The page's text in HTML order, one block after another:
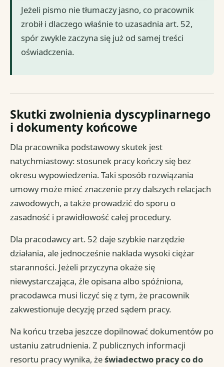
Jeżeli pismo nie tłumaczy jasno, co pracownik
zrobił i dlaczego właśnie to uzasadnia art. 52,
spór zwykle zaczyna się już od samej treści
oświadczenia.
Skutki zwolnienia dyscyplinarnego
i dokumenty końcowe
Dla pracownika podstawowy skutek jest
natychmiastowy: stosunek pracy kończy się bez
okresu wypowiedzenia. Taki sposób rozwiązania
umowy może mieć znaczenie przy dalszych relacjach
zawodowych, a także prowadzić do sporu o
zasadność i prawidłowość całej procedury.
Dla pracodawcy art. 52 daje szybkie narzędzie
działania, ale jednocześnie nakłada wysoki ciężar
staranności. Jeżeli przyczyna okaże się
niewystarczająca, źle opisana albo spóźniona,
pracodawca musi liczyć się z tym, że pracownik
zakwestionuje decyzję przed sądem pracy.
Na końcu trzeba jeszcze dopilnować dokumentów po
ustaniu zatrudnienia. Z publicznych informacji
resortu pracy wynika, żeświadectwo pracy co do